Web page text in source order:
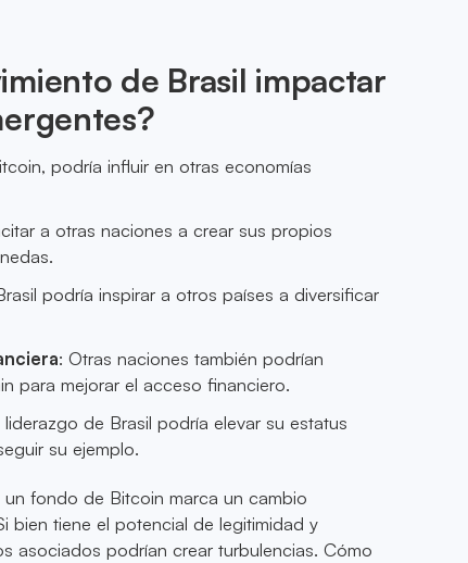
de Brasil impactar
podría influir en otras economías
a otras naciones a crear sus propios
podría inspirar a otros países a diversificar
: Otras naciones también podrían
para mejorar el acceso financiero.
liderazgo de Brasil podría elevar su estatus
su ejemplo.
fondo de Bitcoin marca un cambio
bien tiene el potencial de legitimidad y
asociados podrían crear turbulencias. Cómo